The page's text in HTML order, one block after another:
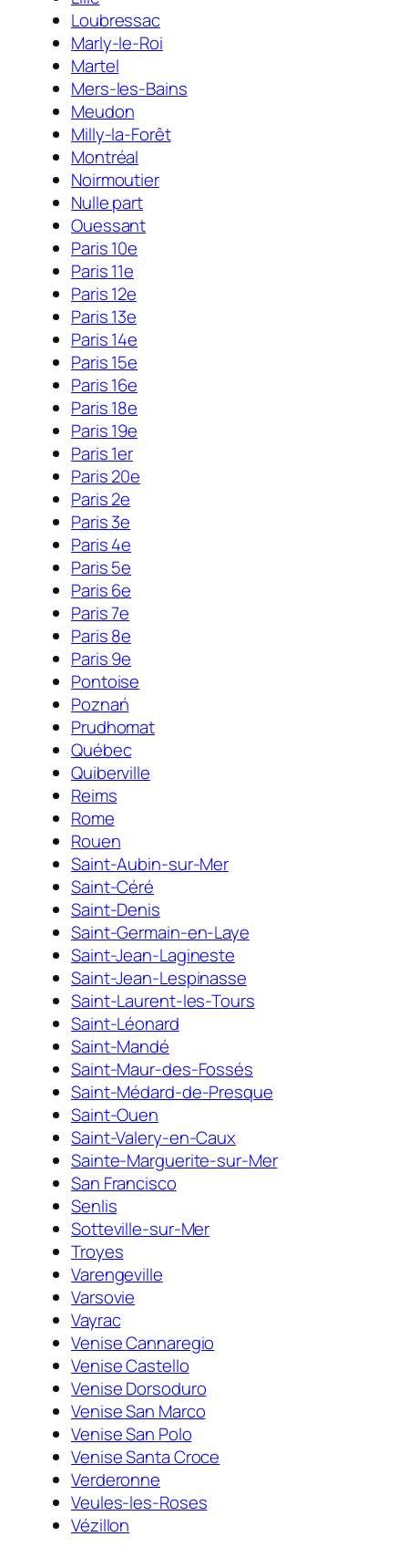
Loubressac
Marly-le-Roi
Martel
Mers-les-Bains
Meudon
Milly-la-Forêt
Montréal
Noirmoutier
Nulle part
Ouessant
Paris 10e
Paris 11e
Paris 12e
Paris 13e
Paris 14e
Paris 15e
Paris 16e
Paris 18e
Paris 19e
Paris 1er
Paris 20e
Paris 2e
Paris 3e
Paris 4e
Paris 5e
Paris 6e
Paris 7e
Paris 8e
Paris 9e
Pontoise
Poznań
Prudhomat
Québec
Quiberville
Reims
Rome
Rouen
Saint-Aubin-sur-Mer
Saint-Céré
Saint-Denis
Saint-Germain-en-Laye
Saint-Jean-Lagineste
Saint-Jean-Lespinasse
Saint-Laurent-les-Tours
Saint-Léonard
Saint-Mandé
Saint-Maur-des-Fossés
Saint-Médard-de-Presque
Saint-Ouen
Saint-Valery-en-Caux
Sainte-Marguerite-sur-Mer
San Francisco
Senlis
Sotteville-sur-Mer
Troyes
Varengeville
Varsovie
Vayrac
Venise Cannaregio
Venise Castello
Venise Dorsoduro
Venise San Marco
Venise San Polo
Venise Santa Croce
Verderonne
Veules-les-Roses
Vézillon